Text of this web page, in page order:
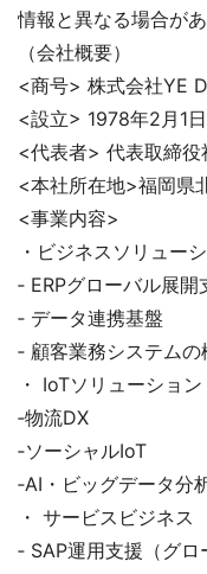
情報と異なる場合が
（会社概要）
<商号> 株式会社YE
<設立> 1978年2月1日
<代表者> 代表取締役
<本社所在地>福岡県
<事業内容>
・ビジネスソリュー
‐ ERPグローバル展開
‐ データ連携基盤
‐ 顧客業務システム
・ IoTソリューション
‐物流DX
‐ソーシャルIoT
‐AI・ビッグデータ分
・ サービスビジネス
‐ SAP運用支援（グロ